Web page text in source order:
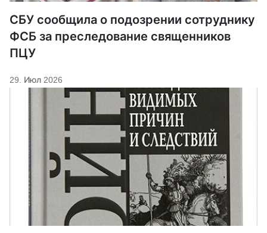
СБУ сообщила о подозрении сотруднику
ФСБ за преследование священников
ПЦУ
29. Июл 2026